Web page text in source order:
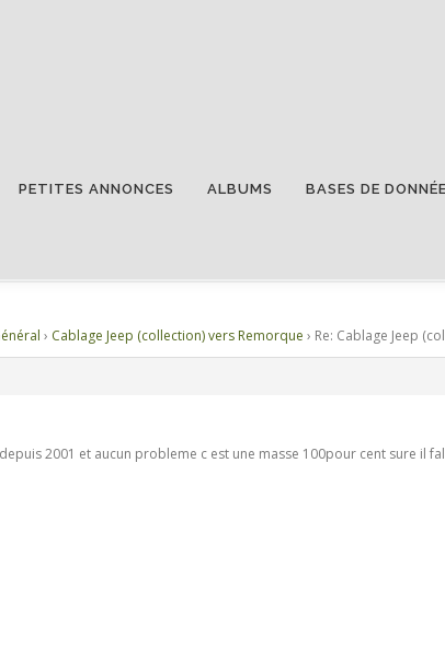
PETITES ANNONCES ALBUMS BASES DE
› Cablage Jeep (collection) vers Remorque › Re: Cablage Jeep
2001 et aucun probleme c est une masse 100pour cent sure il